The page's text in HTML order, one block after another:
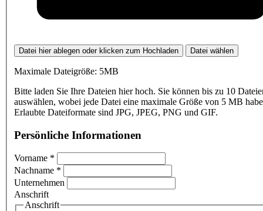
Datei hier ablegen oder klicken zum Hochladen Datei wählen
Maximale Dateigröße: 5MB
Bitte laden Sie Ihre Dateien hier hoch. Sie können bis zu 10
auswählen, wobei jede Datei eine maximale Größe von 5 MB
Erlaubte Dateiformate sind JPG, JPEG, PNG und GIF.
Persönliche Informationen
Vorname *
Nachname *
Unternehmen
Anschrift
Anschrift